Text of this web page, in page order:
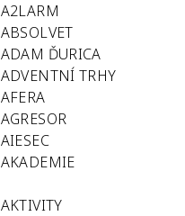
A2LARM
ABSOLVET
ADAM ĎURICA
ADVENTNÍ TRHY
AFERA
AGRESOR
AIESEC
AKADEMIE
AKTIVITY